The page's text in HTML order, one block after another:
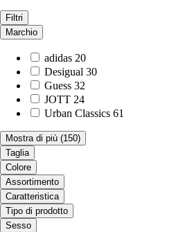
Filtri
Marchio
adidas 20
Desigual 30
Guess 32
JOTT 24
Urban Classics 61
Mostra di più (150)
Taglia
Colore
Assortimento
Caratteristica
Tipo di prodotto
Sesso